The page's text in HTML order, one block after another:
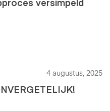
4 augustus, 2025